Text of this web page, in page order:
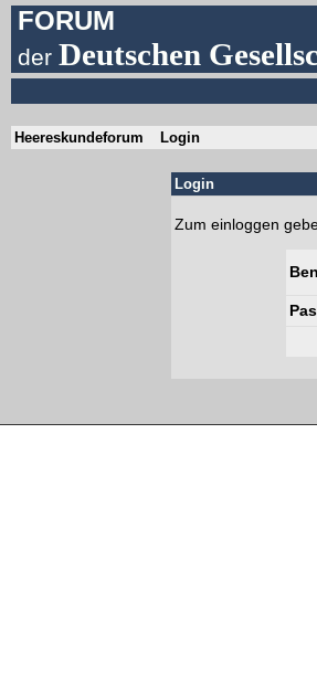
FORUM
derDeutschen
Heereskundeforum Login
Login
Zum einloggen